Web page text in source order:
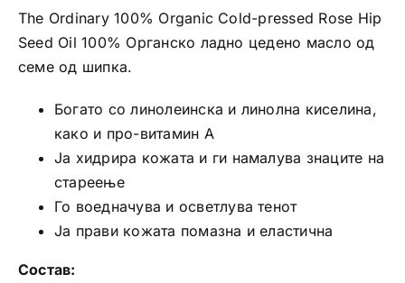
од
шипка
количина
The Ordinary 100% Organic Cold-pressed Rose Hip
Seed Oil 100% Органско ладно цедено масло од
семе од шипка.
Богато со линолеинска и линолна киселина,
како и про-витамин А
Ја хидрира кожата и ги намалува знаците на
стареење
Го воедначува и осветлува тенот
Ја прави кожата помазна и еластична
Состав: